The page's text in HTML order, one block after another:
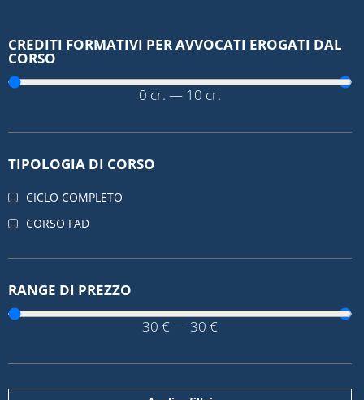
CREDITI FORMATIVI PER AVVOCATI EROGATI DAL
CORSO
0 cr. — 10 cr.
TIPOLOGIA DI CORSO
CICLO COMPLETO
CORSO FAD
RANGE DI PREZZO
30 € — 30 €